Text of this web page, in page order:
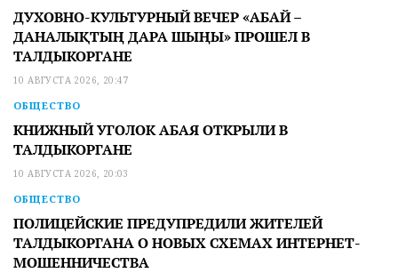
ДУХОВНО-КУЛЬТУРНЫЙ ВЕЧЕР «АБАЙ –
ДАНАЛЫҚТЫҢ ДАРА ШЫҢЫ» ПРОШЕЛ В
ТАЛДЫКОРГАНЕ
10 АВГУСТА 2026, 20:47
ОБЩЕСТВО
КНИЖНЫЙ УГОЛОК АБАЯ ОТКРЫЛИ В
ТАЛДЫКОРГАНЕ
10 АВГУСТА 2026, 20:03
ОБЩЕСТВО
ПОЛИЦЕЙСКИЕ ПРЕДУПРЕДИЛИ ЖИТЕЛЕЙ
ТАЛДЫКОРГАНА О НОВЫХ СХЕМАХ ИНТЕРНЕТ-
МОШЕННИЧЕСТВА